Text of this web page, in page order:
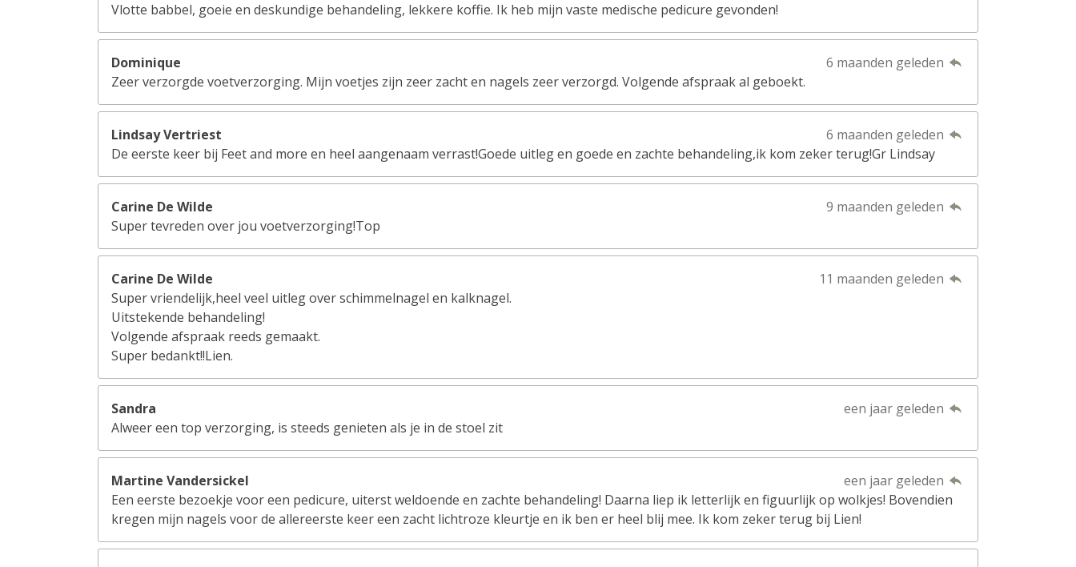
Vlotte babbel, goeie en deskundige behandeling, lekkere koffie. Ik heb mijn vaste medische pedicure gevonden!
Dominique
6 maanden geleden
Zeer verzorgde voetverzorging. Mijn voetjes zijn zeer zacht en nagels zeer verzorgd. Volgende afspraak al geboekt.
Lindsay Vertriest
6 maanden geleden
De eerste keer bij Feet and more en heel aangenaam verrast!Goede uitleg en goede en zachte behandeling,ik kom zeker terug!Gr Lindsay
Carine De Wilde
9 maanden geleden
Super tevreden over jou voetverzorging!Top
Carine De Wilde
11 maanden geleden
Super vriendelijk,heel veel uitleg over schimmelnagel en kalknagel.
Uitstekende behandeling!
Volgende afspraak reeds gemaakt.
Super bedankt!!Lien.
Sandra
een jaar geleden
Alweer een top verzorging, is steeds genieten als je in de stoel zit
Martine Vandersickel
een jaar geleden
Een eerste bezoekje voor een pedicure, uiterst weldoende en zachte behandeling! Daarna liep ik letterlijk en figuurlijk op wolkjes! Bovendien
kregen mijn nagels voor de allereerste keer een zacht lichtroze kleurtje en ik ben er heel blij mee. Ik kom zeker terug bij Lien!